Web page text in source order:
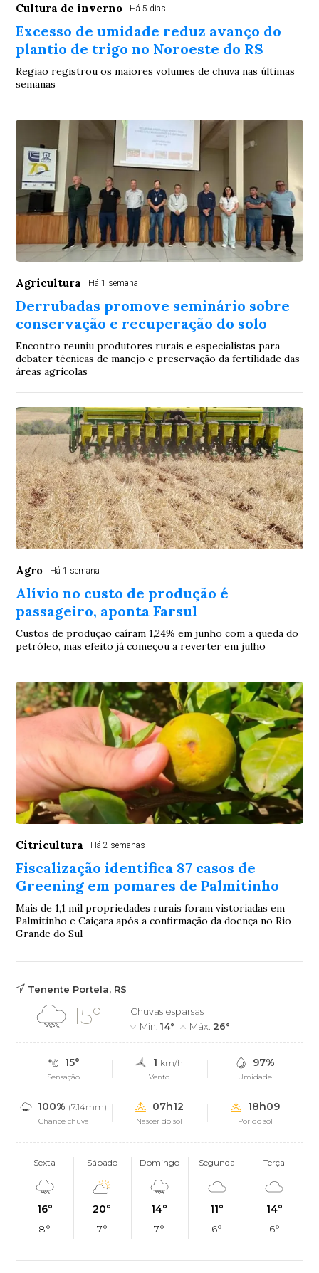
Cultura de inverno Há 5 dias
Excesso de umidade reduz avanço do
plantio de trigo no Noroeste do RS
Região registrou os maiores volumes de chuva nas últimas
semanas
Agricultura Há 1 semana
Derrubadas promove seminário sobre
conservação e recuperação do solo
Encontro reuniu produtores rurais e especialistas para
debater técnicas de manejo e preservação da fertilidade das
áreas agrícolas
Agro Há 1 semana
Alívio no custo de produção é
passageiro, aponta Farsul
Custos de produção caíram 1,24% em junho com a queda do
petróleo, mas efeito já começou a reverter em julho
Citricultura Há 2 semanas
Fiscalização identifica 87 casos de
Greening em pomares de Palmitinho
Mais de 1,1 mil propriedades rurais foram vistoriadas em
Palmitinho e Caiçara após a confirmação da doença no Rio
Grande do Sul
Tenente Portela, RS
15°
Chuvas esparsas
Mín.14° Máx. 26°
15°
Sensação
1 km/h
Vento
97%
Umidade
100% (7.14mm)
Chance chuva
07h12
Nascer do sol
18h09
Pôr do sol
Sexta
16°
8°
Sábado
20°
7°
Domingo
14°
7°
Segunda
11°
6°
Terça
14°
6°